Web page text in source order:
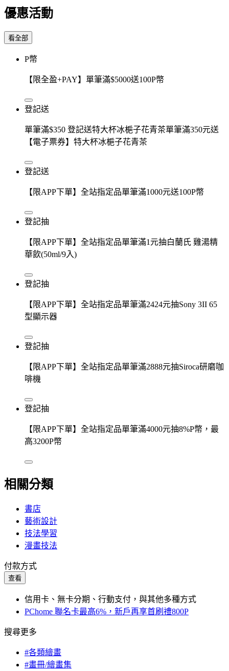
優惠活動
看全部
P幣
【限全盈+PAY】單筆滿$5000送100P幣
登記送
單筆滿$350 登記送特大杯冰梔子花青茶單筆滿350元送
【電子票券】特大杯冰梔子花青茶
登記送
【限APP下單】全站指定品單筆滿1000元送100P幣
登記抽
【限APP下單】全站指定品單筆滿1元抽白蘭氏 雞湯精
華飲(50ml/9入)
登記抽
【限APP下單】全站指定品單筆滿2424元抽Sony 3II 65
型顯示器
登記抽
【限APP下單】全站指定品單筆滿2888元抽Siroca研磨咖
啡機
登記抽
【限APP下單】全站指定品單筆滿4000元抽8%P幣，最
高3200P幣
相關分類
書店
藝術設計
技法學習
漫畫技法
付款方式
查看
信用卡、無卡分期、行動支付，與其他多種方式
PChome 聯名卡最高6%，新戶再享首刷禮800P
搜尋更多
#各類繪畫
#畫冊/繪畫集